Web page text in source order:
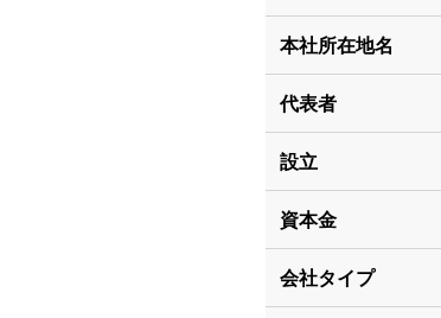
本社所在地名
代表者
設立
資本金
会社タイプ